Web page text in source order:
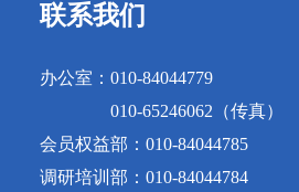
联系我们
办公室：010-84044779
010-65246062（传真）
会员权益部：010-84044785
调研培训部：010-84044784